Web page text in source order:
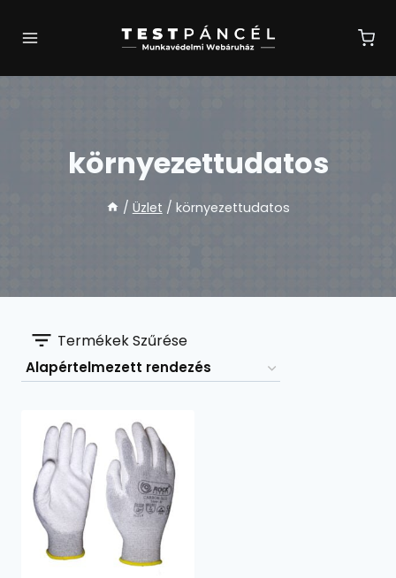
környezettudatos
/ Üzlet / környezettudatos
Termékek Szűrése